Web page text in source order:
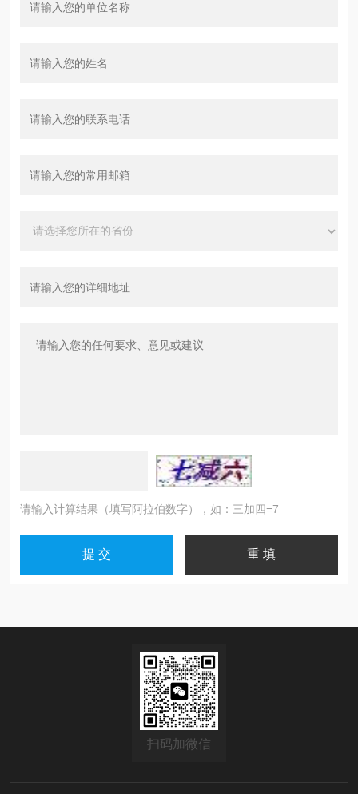
请输入计算结果（填写阿拉伯数字），如：三加四=7
扫码加微信